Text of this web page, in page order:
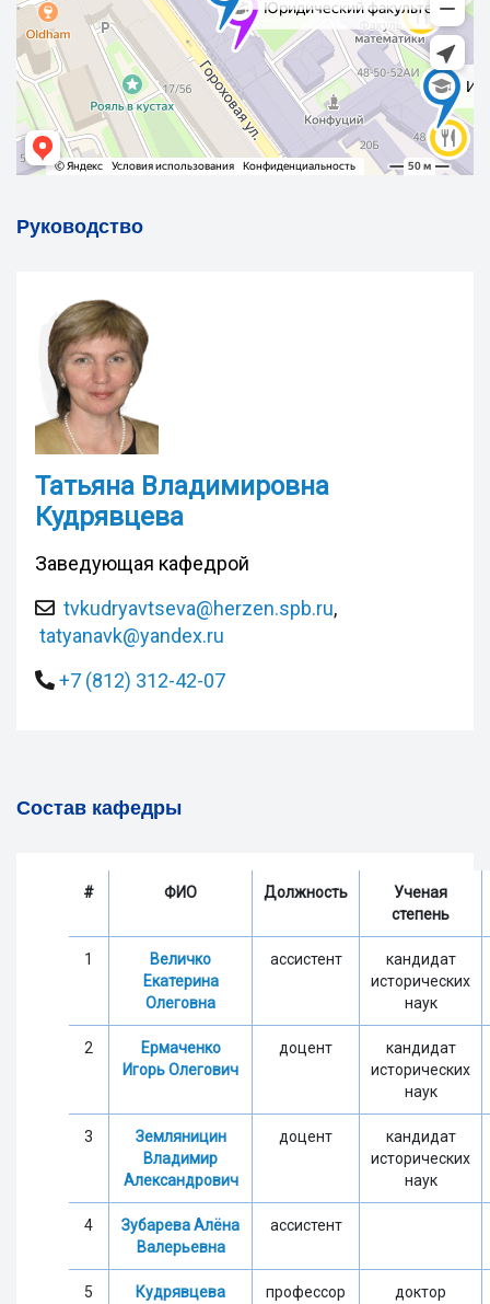
Руководство
Татьяна Владимировна
Кудрявцева
Заведующая кафедрой
tvkudryavtseva@herzen.spb.ru,
tatyanavk@yandex.ru
+7 (812) 312-42-07
Состав кафедры
# ФИО Должность
Ученая
степень
1
Величко
Екатерина
Олеговна
ассистент
кандидат
исторических
наук
2
Ермаченко
Игорь Олегович
доцент
кандидат
исторических
наук
3
Земляницин
Владимир
Александрович
доцент
кандидат
исторических
наук
4
Зубарева Алёна
Валерьевна
ассистент
5
Кудрявцева
профессор
доктор